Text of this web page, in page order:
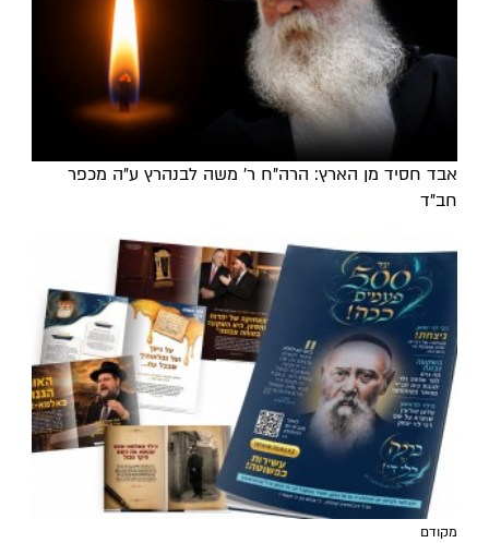
אבד חסיד מן הארץ: הרה"ח ר' משה לבנהרץ ע"ה מכפר
חב"ד
מקודם